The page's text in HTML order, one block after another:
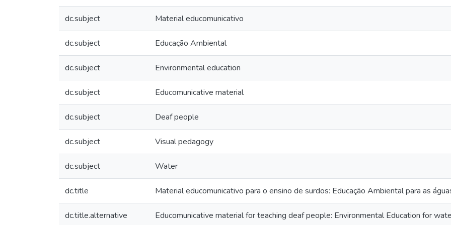
dc.subject Material educomunicativo
dc.subject Educação Ambiental
dc.subject Environmental education
dc.subject Educomunicative material
dc.subject Deaf people
dc.subject Visual pedagogy
dc.subject Water
dc.title Material educomunicativo para o ensino de surdos: Educação Ambiental para as
dc.title.alternative Educomunicative material for teaching deaf people: Environmental Education for